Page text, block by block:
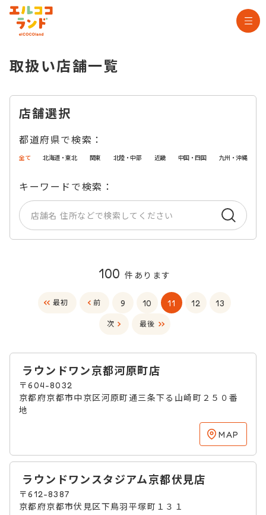
取扱い店舗一覧
店舗選択
都道府県で検索：
全て 北海道・東北 関東 北陸・中部 近畿 中国・四国 九州・沖縄
キーワードで検索：
100 件あります
最初 前 9 10 11 12 13
次 最後
ラウンドワン京都河原町店
〒604-8032
京都府京都市中京区河原町通三条下る山崎町２５０番
地
MAP
ラウンドワンスタジアム京都伏見店
〒612-8387
京都府京都市伏見区下鳥羽平塚町１３１